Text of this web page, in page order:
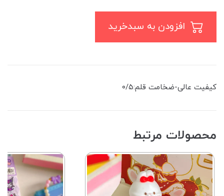
کیفیت عالی-ضخامت قلم:۰/۵
محصولات مرتبط